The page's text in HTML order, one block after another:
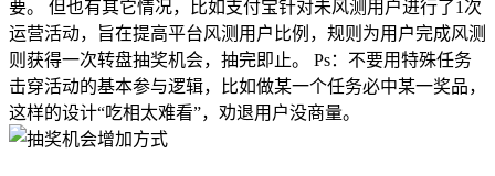
要。 但也有其它情况，比如支付宝针对未风测用户进行了1次
运营活动，旨在提高平台风测用户比例，规则为用户完成风测
则获得一次转盘抽奖机会，抽完即止。 Ps：不要用特殊任务
击穿活动的基本参与逻辑，比如做某一个任务必中某一奖品，
这样的设计“吃相太难看”，劝退用户没商量。